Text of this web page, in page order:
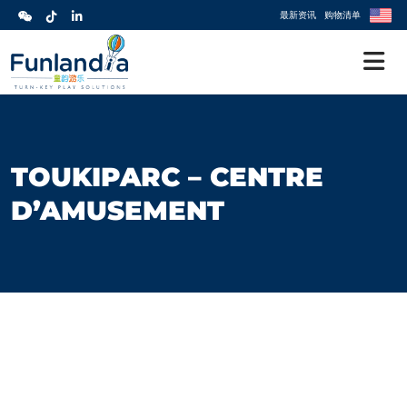
最新资讯 购物清单
TOUKIPARC – CENTRE
D’AMUSEMENT